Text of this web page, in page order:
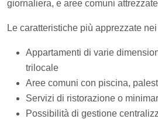
giornaliera, e aree comuni
Le caratteristiche più apprezzate
Appartamenti di varie
trilocale
Aree comuni con piscina,
Servizi di ristorazione o
Possibilità di gestione